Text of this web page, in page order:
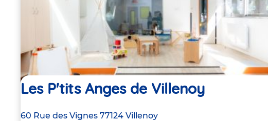
Les P'tits Anges de Villenoy
Adresse
60 Rue des Vignes 77124 Villenoy